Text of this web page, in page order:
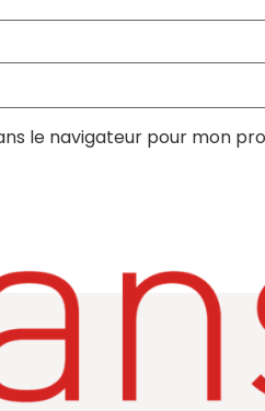
le navigateur pour mon